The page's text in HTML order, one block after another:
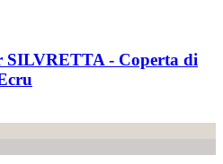
SILVRETTA -​ Coperta di